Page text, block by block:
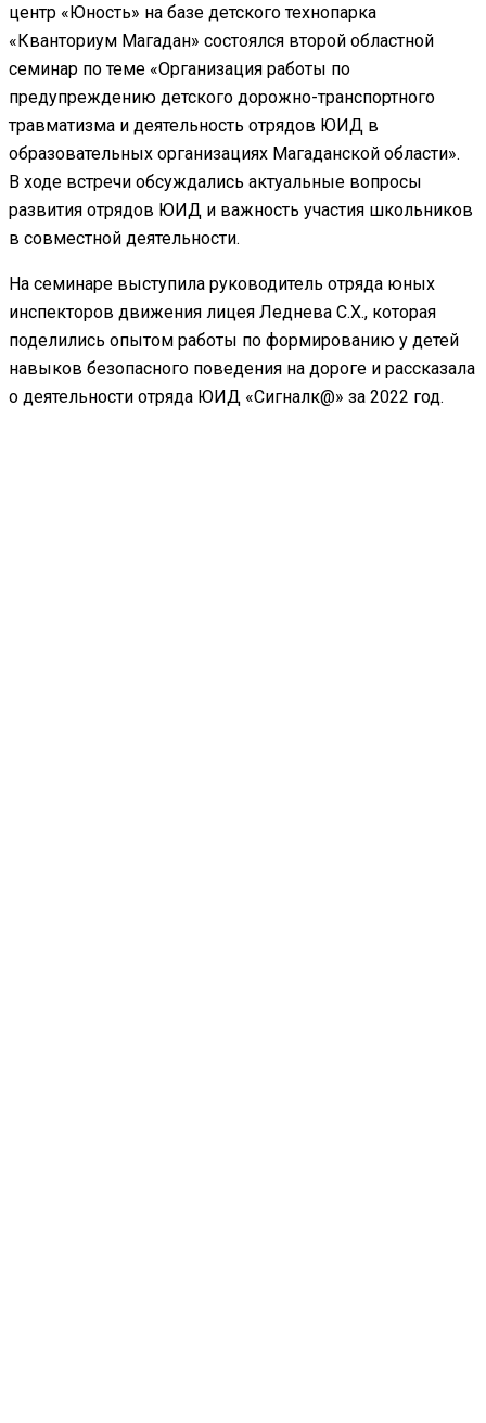
центр «Юность» на базе детского технопарка
«Кванториум Магадан» состоялся второй областной
семинар по теме «Организация работы по
предупреждению детского дорожно-транспортного
травматизма и деятельность отрядов ЮИД в
образовательных организациях Магаданской области».
В ходе встречи обсуждались актуальные вопросы
развития отрядов ЮИД и важность участия школьников
в совместной деятельности.
На семинаре выступила руководитель отряда юных
инспекторов движения лицея Леднева С.Х., которая
поделились опытом работы по формированию у детей
навыков безопасного поведения на дороге и рассказала
о деятельности отряда ЮИД «Сигналк@» за 2022 год.